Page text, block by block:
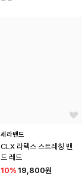
세라밴드
CLX 라텍스 스트레칭 밴
드 레드
10% 19,800원